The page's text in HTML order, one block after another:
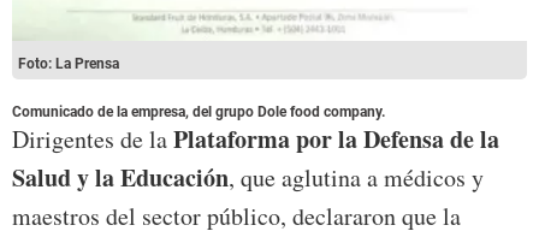
Foto: La Prensa
Comunicado de la empresa, del grupo Dole food company.
Dirigentes de laPlataforma por la Defensa de la
Salud y la Educación, que aglutina a médicos y
maestros del sector público, declararon que la